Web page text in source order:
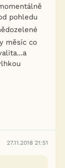
pohledu
měsíc co
27.11.2018 21:51